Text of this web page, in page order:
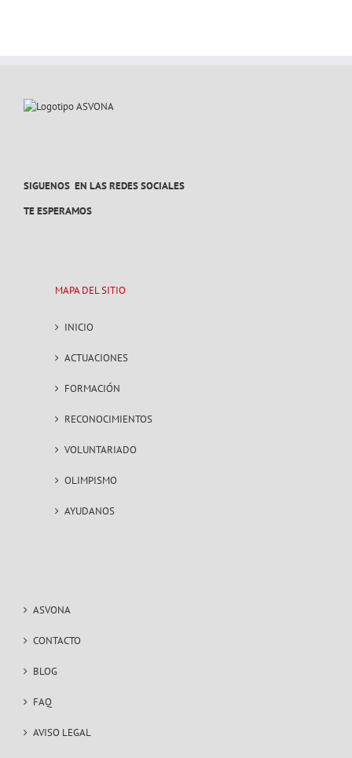
SIGUENOS EN LAS REDES SOCIALES
TE ESPERAMOS
MAPA DEL SITIO
INICIO
ACTUACIONES
FORMACIÓN
RECONOCIMIENTOS
VOLUNTARIADO
OLIMPISMO
AYUDANOS
ASVONA
CONTACTO
BLOG
FAQ
AVISO LEGAL